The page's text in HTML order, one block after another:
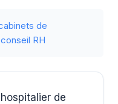
de
RH
de